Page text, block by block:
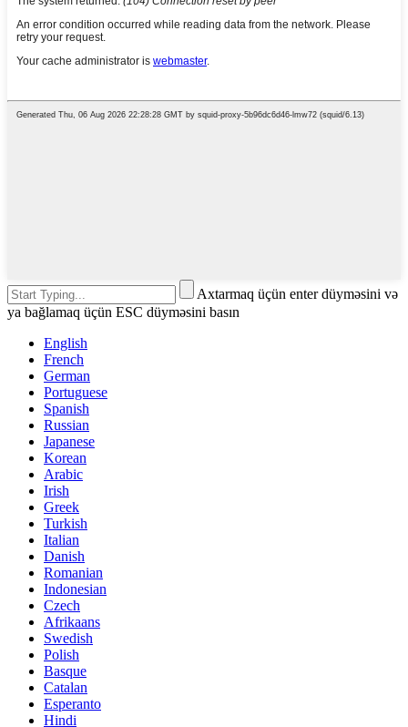
Axtarmaq üçün enter düyməsini və
ya bağlamaq üçün ESC düyməsini basın
English
French
German
Portuguese
Spanish
Russian
Japanese
Korean
Arabic
Irish
Greek
Turkish
Italian
Danish
Romanian
Indonesian
Czech
Afrikaans
Swedish
Polish
Basque
Catalan
Esperanto
Hindi